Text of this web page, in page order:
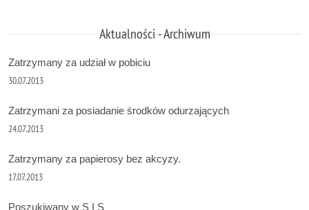
Aktualności - Archiwum
Zatrzymany za udział w pobiciu
30.07.2013
Zatrzymani za posiadanie środków odurzających
24.07.2013
Zatrzymany za papierosy bez akcyzy.
17.07.2013
Poszukiwany w S I S